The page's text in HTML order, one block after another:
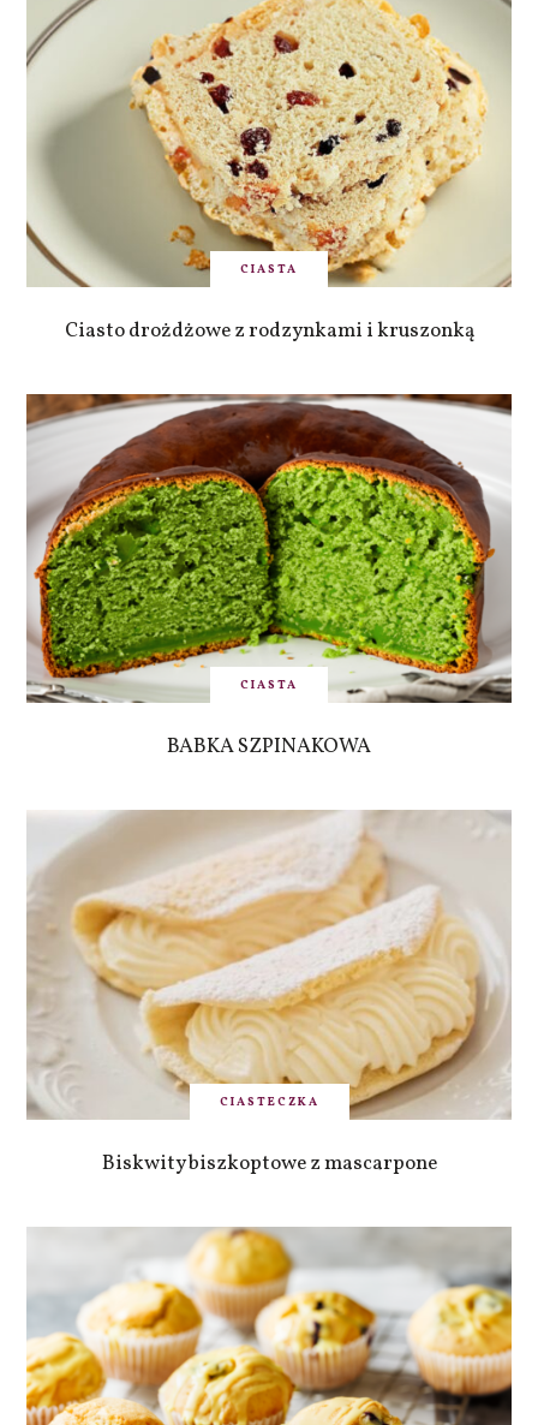
CIASTA
Ciasto drożdżowe z rodzynkami i kruszonką
CIASTA
BABKA SZPINAKOWA
CIASTECZKA
Biskwity biszkoptowe z mascarpone